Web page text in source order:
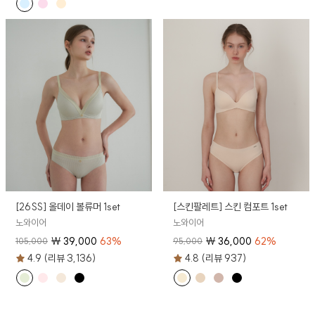
[26SS] 올데이 볼류머 1set
노와이어
105,000 ₩39,000 63%
4.9 (리뷰 3,136)
[스킨팔레트] 스킨 컴포트 1set
노와이어
95,000 ₩36,000 62%
4.8 (리뷰 937)